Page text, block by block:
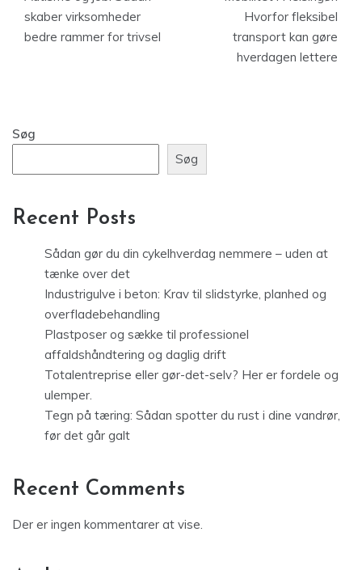
skaber virksomheder
bedre rammer for trivsel
Hvorfor fleksibel
transport kan gøre
hverdagen lettere
Søg
Søg
Recent Posts
Sådan gør du din cykelhverdag nemmere – uden at
tænke over det
Industrigulve i beton: Krav til slidstyrke, planhed og
overfladebehandling
Plastposer og sække til professionel
affaldshåndtering og daglig drift
Totalentreprise eller gør-det-selv? Her er fordele og
ulemper.
Tegn på tæring: Sådan spotter du rust i dine vandrør,
før det går galt
Recent Comments
Der er ingen kommentarer at vise.